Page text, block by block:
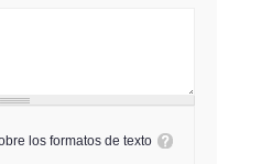
los formatos de texto